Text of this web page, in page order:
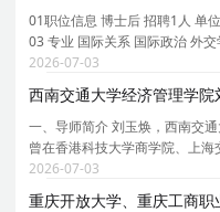
01职位信息 博士后 招聘1人 单
03 专业 国际关系 国际政治 外
间 截止时间：2026.09.30 /
06 应聘条件 博士学位 07 岗位职
2026-07-03
一、导师简介 刘玉焕，西南交
曾在香港科技大学商学院、上
作。主持国家自然科学资金、国
目，近年来在《管理世界》、
2026-07-03